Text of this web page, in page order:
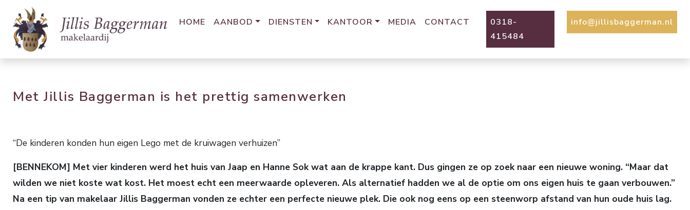
HOME AANBOD DIENSTEN KANTOOR MEDIA CONTACT
0318-
415484
info@jillisbaggerman.nl
Met Jillis Baggerman is het prettig samenwerken
“De kinderen konden hun eigen Lego met de kruiwagen verhuizen”
[BENNEKOM] Met vier kinderen werd het huis van Jaap en Hanne Sok wat aan de krappe kant. Dus gingen ze op zoek naar een nieuwe woning. “Maar dat
wilden we niet koste wat kost. Het moest echt een meerwaarde opleveren. Als alternatief hadden we al de optie om ons eigen huis te gaan verbouwen.”
Na een tip van makelaar Jillis Baggerman vonden ze echter een perfecte nieuwe plek. Die ook nog eens op een steenworp afstand van hun oude huis lag.